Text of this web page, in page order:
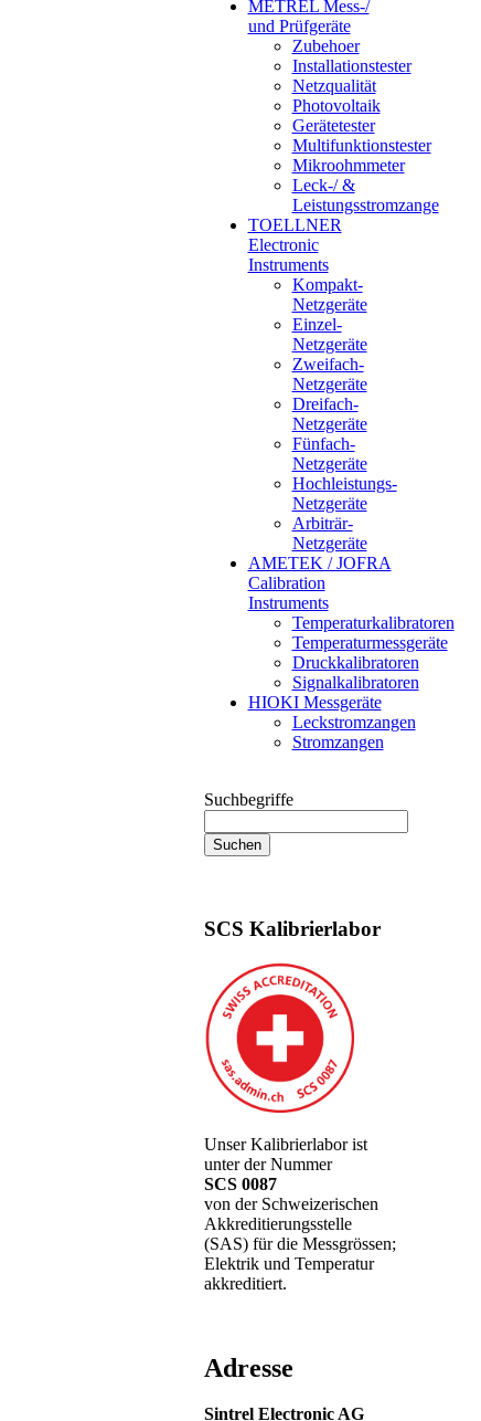
METREL Mess-/
und Prüfgeräte
Zubehoer
Installationstester
Netzqualität
Photovoltaik
Gerätetester
Multifunktionstester
Mikroohmmeter
Leck-/ &
Leistungsstromzange
TOELLNER
Electronic
Instruments
Kompakt-
Netzgeräte
Einzel-
Netzgeräte
Zweifach-
Netzgeräte
Dreifach-
Netzgeräte
Fünfach-
Netzgeräte
Hochleistungs-
Netzgeräte
Arbiträr-
Netzgeräte
AMETEK / JOFRA
Calibration
Instruments
Temperaturkalibratoren
Temperaturmessgeräte
Druckkalibratoren
Signalkalibratoren
HIOKI Messgeräte
Leckstromzangen
Stromzangen
Suchbegriffe
SCS Kalibrierlabor
Unser Kalibrierlabor ist
unter der Nummer
SCS 0087
von der Schweizerischen
Akkreditierungsstelle
(SAS) für die Messgrössen;
Elektrik und Temperatur
akkreditiert.
Adresse
Sintrel Electronic AG